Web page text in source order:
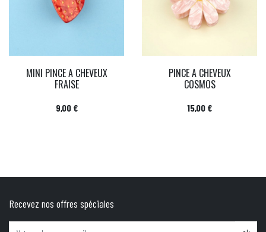
MINI PINCE A CHEVEUX
FRAISE
Prix
9,00 €
PINCE A CHEVEUX
COSMOS
Prix
15,00 €
Recevez nos offres spéciales